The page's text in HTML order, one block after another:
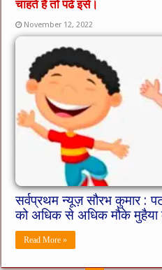
चाहते हैं तो पढे इसे।
November 12, 2022
सर्वप्रथम न्यूज़ सौरभ कुमार :
को अधिक से अधिक मौके
Read More »